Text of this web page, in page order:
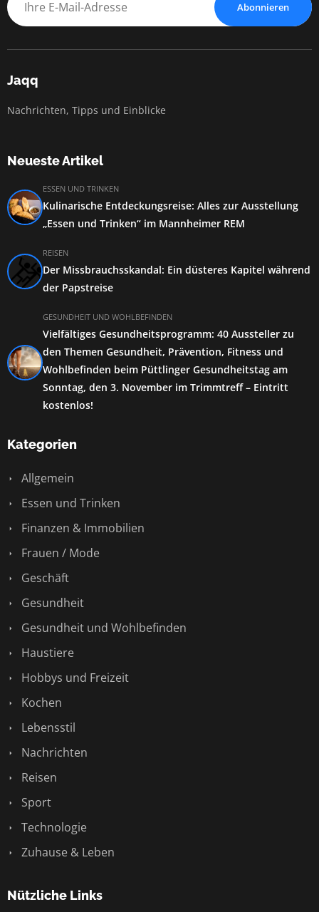
Abonnieren
Jaqq
Nachrichten, Tipps und Einblicke
Neueste Artikel
ESSEN UND TRINKEN
Kulinarische Entdeckungsreise: Alles zur Ausstellung
„Essen und Trinken“ im Mannheimer REM
REISEN
Der Missbrauchsskandal: Ein düsteres Kapitel während
der Papstreise
GESUNDHEIT UND WOHLBEFINDEN
Vielfältiges Gesundheitsprogramm: 40 Aussteller zu
den Themen Gesundheit, Prävention, Fitness und
Wohlbefinden beim Püttlinger Gesundheitstag am
Sonntag, den 3. November im Trimmtreff – Eintritt
kostenlos!
Kategorien
Allgemein
Essen und Trinken
Finanzen & Immobilien
Frauen / Mode
Geschäft
Gesundheit
Gesundheit und Wohlbefinden
Haustiere
Hobbys und Freizeit
Kochen
Lebensstil
Nachrichten
Reisen
Sport
Technologie
Zuhause & Leben
Nützliche Links